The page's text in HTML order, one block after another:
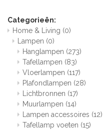
Categorieën:
Home & Living (0)
Lampen (0)
Hanglampen (273)
Tafellampen (83)
Vloerlampen (117)
Plafondlampen (28)
Lichtbronnen (17)
Muurlampen (14)
Lampen accessoires (12)
Tafellamp voeten (15)